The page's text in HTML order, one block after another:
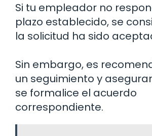
Si tu empleador no
plazo establecido, se
la solicitud ha sido
Sin embargo, es
un seguimiento y
se formalice el acuerdo
correspondiente.